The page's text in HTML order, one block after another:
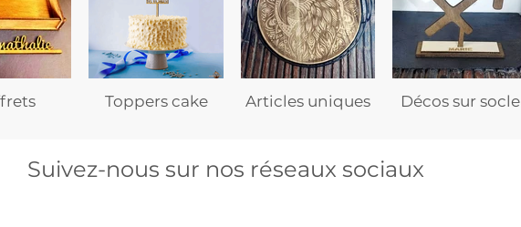
Toppers cake Articles uniques Décos sur socle
Suivez-nous sur nos réseaux sociaux